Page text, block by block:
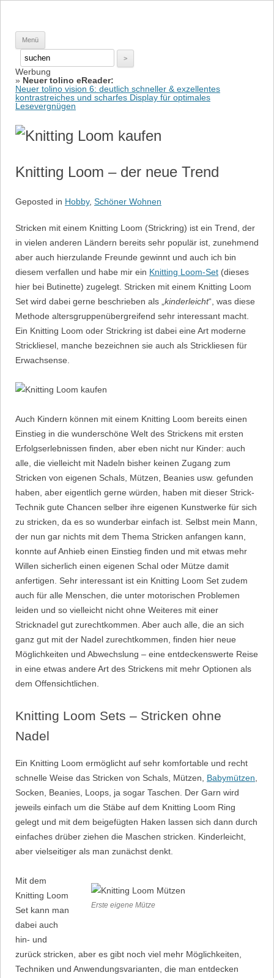
Menü
Suche
nach:
Werbung
» Neuer tolino eReader:
Neuer tolino vision 6: deutlich schneller & exzellentes
kontrastreiches und scharfes Display für optimales
Lesevergnügen
Knitting Loom – der neue Trend
Geposted in Hobby, Schöner Wohnen
Stricken mit einem Knitting Loom (Strickring) ist ein Trend, der
in vielen anderen Ländern bereits sehr populär ist, zunehmend
aber auch hierzulande Freunde gewinnt und auch ich bin
diesem verfallen und habe mir ein Knitting Loom-Set (dieses
hier bei Butinette) zugelegt. Stricken mit einem Knitting Loom
Set wird dabei gerne beschrieben als „ kinderleicht“, was diese
Methode altersgruppenübergreifend sehr interessant macht.
Ein Knitting Loom oder Strickring ist dabei eine Art moderne
Strickliesel, manche bezeichnen sie auch als Strickliesen für
Erwachsense.
Auch Kindern können mit einem Knitting Loom bereits einen
Einstieg in die wunderschöne Welt des Strickens mit ersten
Erfolgserlebnissen finden, aber eben nicht nur Kinder: auch
alle, die vielleicht mit Nadeln bisher keinen Zugang zum
Stricken von eigenen Schals, Mützen, Beanies usw. gefunden
haben, aber eigentlich gerne würden, haben mit dieser Strick-
Technik gute Chancen selber ihre eigenen Kunstwerke für sich
zu stricken, da es so wunderbar einfach ist. Selbst mein Mann,
der nun gar nichts mit dem Thema Stricken anfangen kann,
konnte auf Anhieb einen Einstieg finden und mit etwas mehr
Willen sicherlich einen eigenen Schal oder Mütze damit
anfertigen. Sehr interessant ist ein Knitting Loom Set zudem
auch für alle Menschen, die unter motorischen Problemen
leiden und so vielleicht nicht ohne Weiteres mit einer
Stricknadel gut zurechtkommen. Aber auch alle, die an sich
ganz gut mit der Nadel zurechtkommen, finden hier neue
Möglichkeiten und Abwechslung – eine entdeckenswerte Reise
in eine etwas andere Art des Strickens mit mehr Optionen als
dem Offensichtlichen.
Knitting Loom Sets – Stricken ohne
Nadel
Ein Knitting Loom ermöglicht auf sehr komfortable und recht
schnelle Weise das Stricken von Schals, Mützen, Babymützen
Socken, Beanies, Loops, ja sogar Taschen. Der Garn wird
jeweils einfach um die Stäbe auf dem Knitting Loom Ring
gelegt und mit dem beigefügten Haken lassen sich dann durch
einfaches drüber ziehen die Maschen stricken. Kinderleicht,
aber vielseitiger als man zunächst denkt.
Erste eigene Mütze
Mit dem
Knitting Loom
Set kann man
dabei auch
hin- und
zurück stricken, aber es gibt noch viel mehr Möglichkeiten,
Techniken und Anwendungsvarianten, die man entdecken